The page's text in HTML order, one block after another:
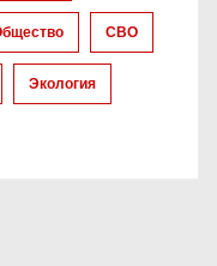
СВО
Экология